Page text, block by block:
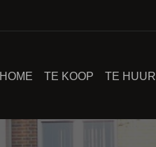
HOME TE KOOP TE HUUR